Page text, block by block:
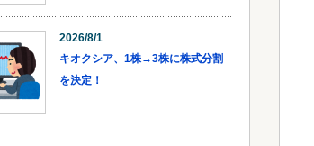
2026/8/1
キオクシア、1株→3株に株式分割
を決定！